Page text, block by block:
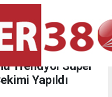
Trendyol Süper
Yapıldı